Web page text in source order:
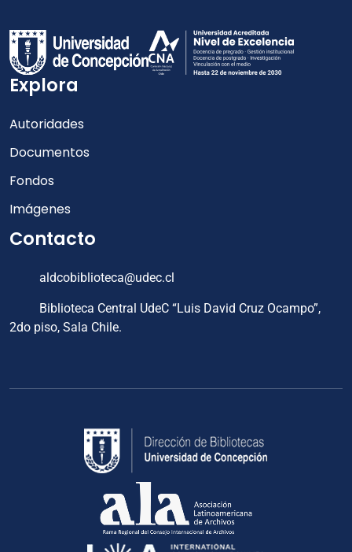
Explora
Autoridades
Documentos
Fondos
Imágenes
Contacto
aldcobiblioteca@udec.cl
Biblioteca Central UdeC “Luis David Cruz Ocampo”,
2do piso, Sala Chile.